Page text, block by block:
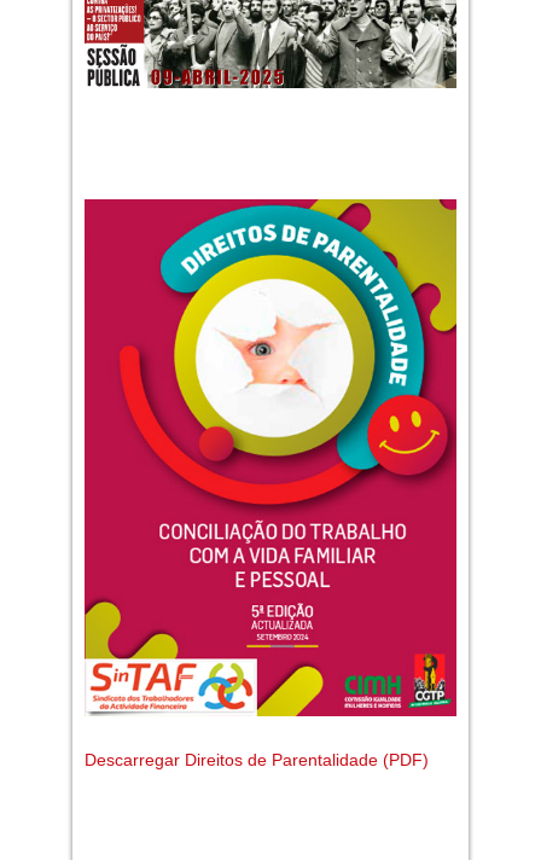
Descarregar Direitos de Parentalidade (PDF)